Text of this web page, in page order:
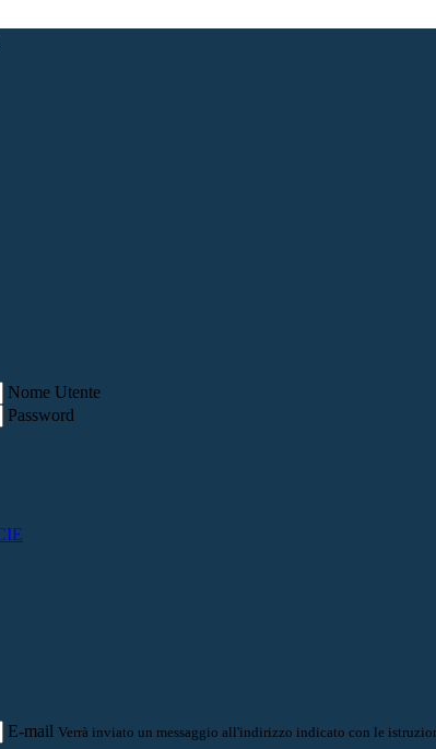
Nome Utente
Password
E-mail Verrà inviato un messaggio all'indirizzo indicato con le